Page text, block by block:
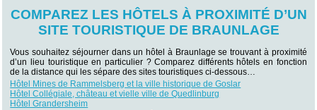
COMPAREZ LES HÔTELS À PROXIMITÉ D’UN
SITE TOURISTIQUE DE BRAUNLAGE
Vous souhaitez séjourner dans un hôtel à Braunlage se trouvant à proximité
d’un lieu touristique en particulier ? Comparez différents hôtels en fonction
de la distance qui les sépare des sites touristiques ci-dessous…
Hôtel Mines de Rammelsberg et la ville historique de Goslar
Hôtel Collégiale, château et vielle ville de Quedlinburg
Hôtel Grandersheim